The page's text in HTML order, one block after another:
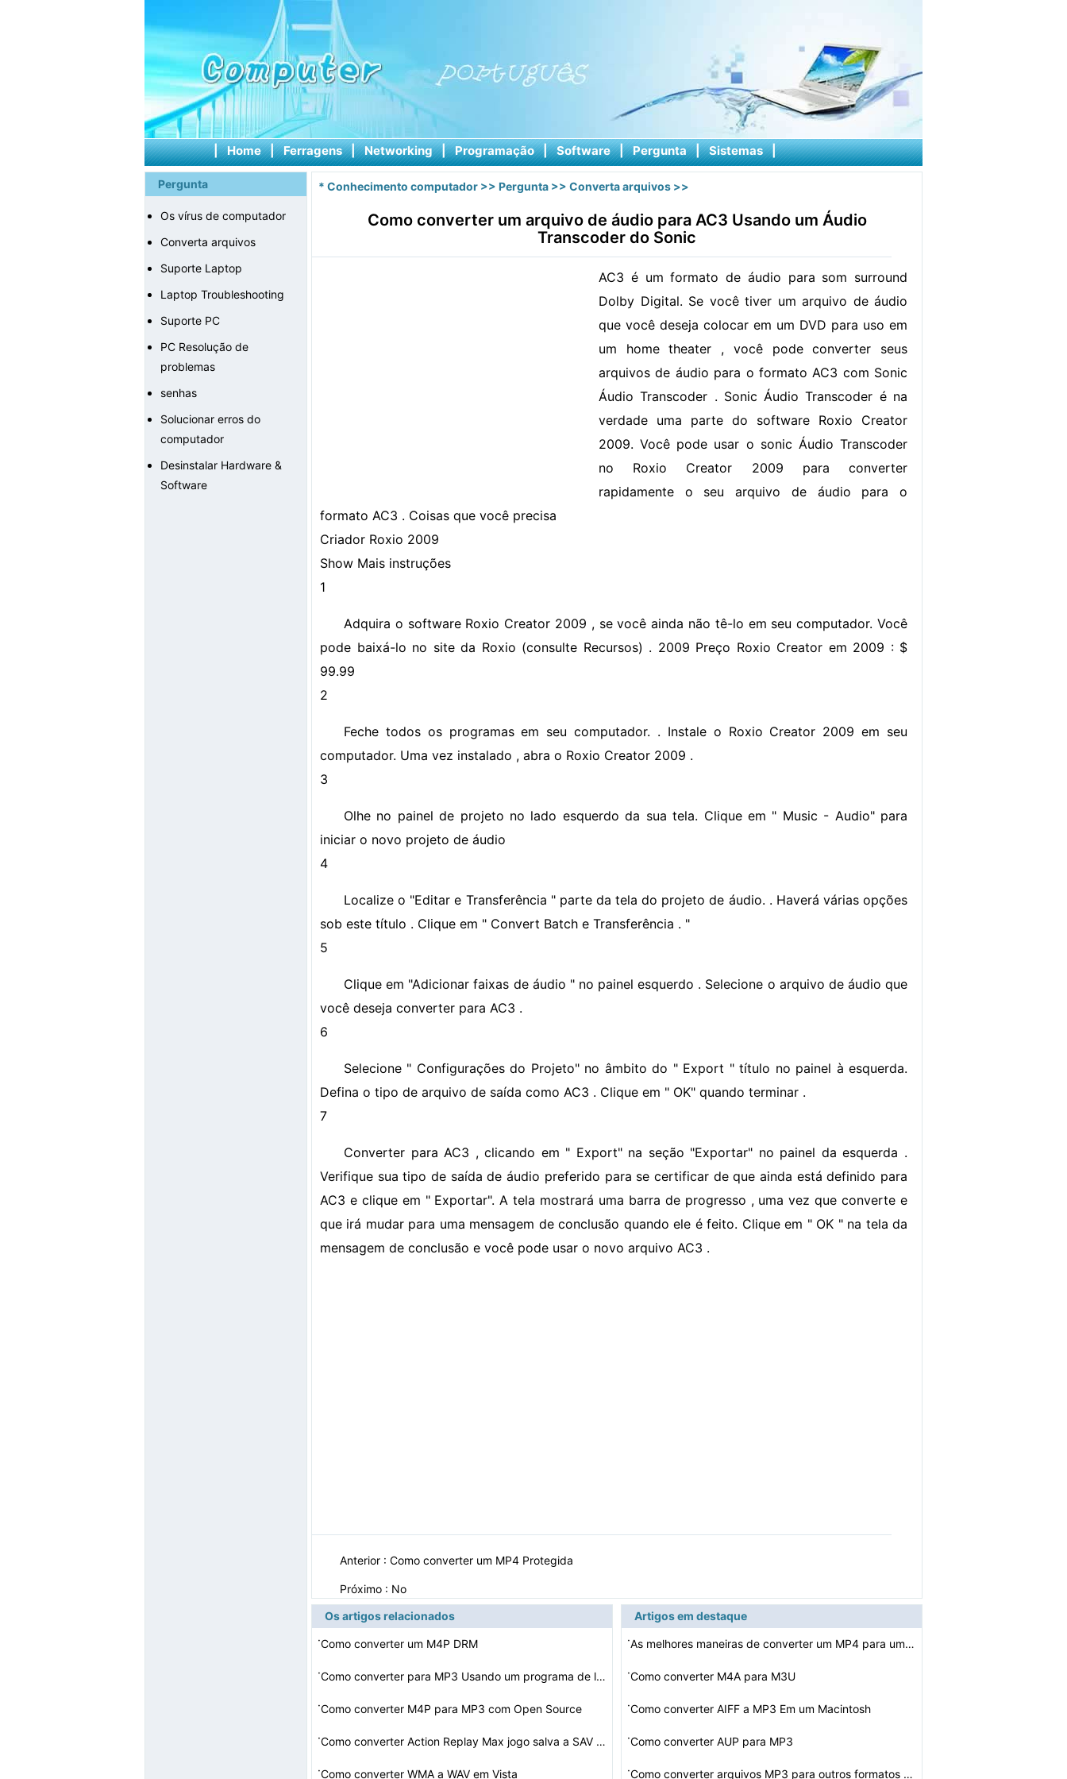
| Home | Ferragens | Networking | Programação | Software | Pergunta | Sistemas |
Pergunta
Os vírus de computador
Converta arquivos
Suporte Laptop
Laptop Troubleshooting
Suporte PC
PC Resolução de
problemas
senhas
Solucionar erros do
computador
Desinstalar Hardware &
Software
* Conhecimento computador >> Pergunta >> Converta arquivos >>
Como converter um arquivo de áudio para AC3 Usando um Áudio
Transcoder do Sonic
AC3 é um formato de áudio para som surround
Dolby Digital. Se você tiver um arquivo de áudio
que você deseja colocar em um DVD para uso em
um home theater , você pode converter seus
arquivos de áudio para o formato AC3 com Sonic
Áudio Transcoder . Sonic Áudio Transcoder é na
verdade uma parte do software Roxio Creator
2009. Você pode usar o sonic Áudio Transcoder
no Roxio Creator 2009 para converter
rapidamente o seu arquivo de áudio para o
formato AC3 . Coisas que você precisa
Criador Roxio 2009
Show Mais instruções
1
Adquira o software Roxio Creator 2009 , se você ainda não tê-lo em seu computador. Você
pode baixá-lo no site da Roxio (consulte Recursos) . 2009 Preço Roxio Creator em 2009 : $
99.99
2
Feche todos os programas em seu computador. . Instale o Roxio Creator 2009 em seu
computador. Uma vez instalado , abra o Roxio Creator 2009 .
3
Olhe no painel de projeto no lado esquerdo da sua tela. Clique em " Music - Audio" para
iniciar o novo projeto de áudio
4
Localize o "Editar e Transferência " parte da tela do projeto de áudio. . Haverá várias opções
sob este título . Clique em " Convert Batch e Transferência . "
5
Clique em "Adicionar faixas de áudio " no painel esquerdo . Selecione o arquivo de áudio que
você deseja converter para AC3 .
6
Selecione " Configurações do Projeto" no âmbito do " Export " título no painel à esquerda.
Defina o tipo de arquivo de saída como AC3 . Clique em " OK" quando terminar .
7
Converter para AC3 , clicando em " Export" na seção "Exportar" no painel da esquerda .
Verifique sua tipo de saída de áudio preferido para se certificar de que ainda está definido para
AC3 e clique em " Exportar". A tela mostrará uma barra de progresso , uma vez que converte e
que irá mudar para uma mensagem de conclusão quando ele é feito. Clique em " OK " na tela da
mensagem de conclusão e você pode usar o novo arquivo AC3 .
Anterior : Como converter um MP4 Protegida
Próximo : No
Os artigos relacionados
·Como converter um M4P DRM
· Como converter para MP3 Usando um programa de linha de …
·Como converter M4P para MP3 com Open Source
· Como converter Action Replay Max jogo salva a SAV Arqui…
·Como converter WMA a WAV em Vista
Artigos em destaque
·
As melhores maneiras de converter um MP4 para um MP3
·Como converter M4A para M3U
·Como converter AIFF a MP3 Em um Macintosh
·Como converter AUP para MP3
· Como converter arquivos MP3 para outros formatos de áu…